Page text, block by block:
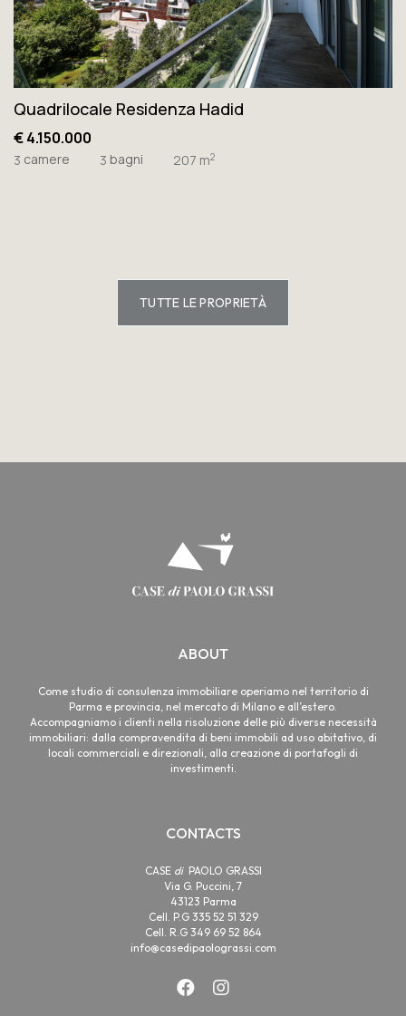
Quadrilocale Residenza Hadid
€ 4.150.000
3 camere 3 bagni 207 m2
TUTTE LE PROPRIETÀ
ABOUT
Come studio di consulenza immobiliare operiamo nel territorio di
Parma e provincia, nel mercato di Milano e all’estero.
Accompagniamo i clienti nella risoluzione delle più diverse necessità
immobiliari: dalla compravendita di beni immobili ad uso abitativo, di
locali commerciali e direzionali, alla creazione di portafogli di
investimenti.
CONTACTS
CASE diPAOLO GRASSI
Via G. Puccini, 7
43123 Parma
Cell. P.G 335 52 51 329
Cell. R.G 349 69 52 864
info@casedipaolograssi.com